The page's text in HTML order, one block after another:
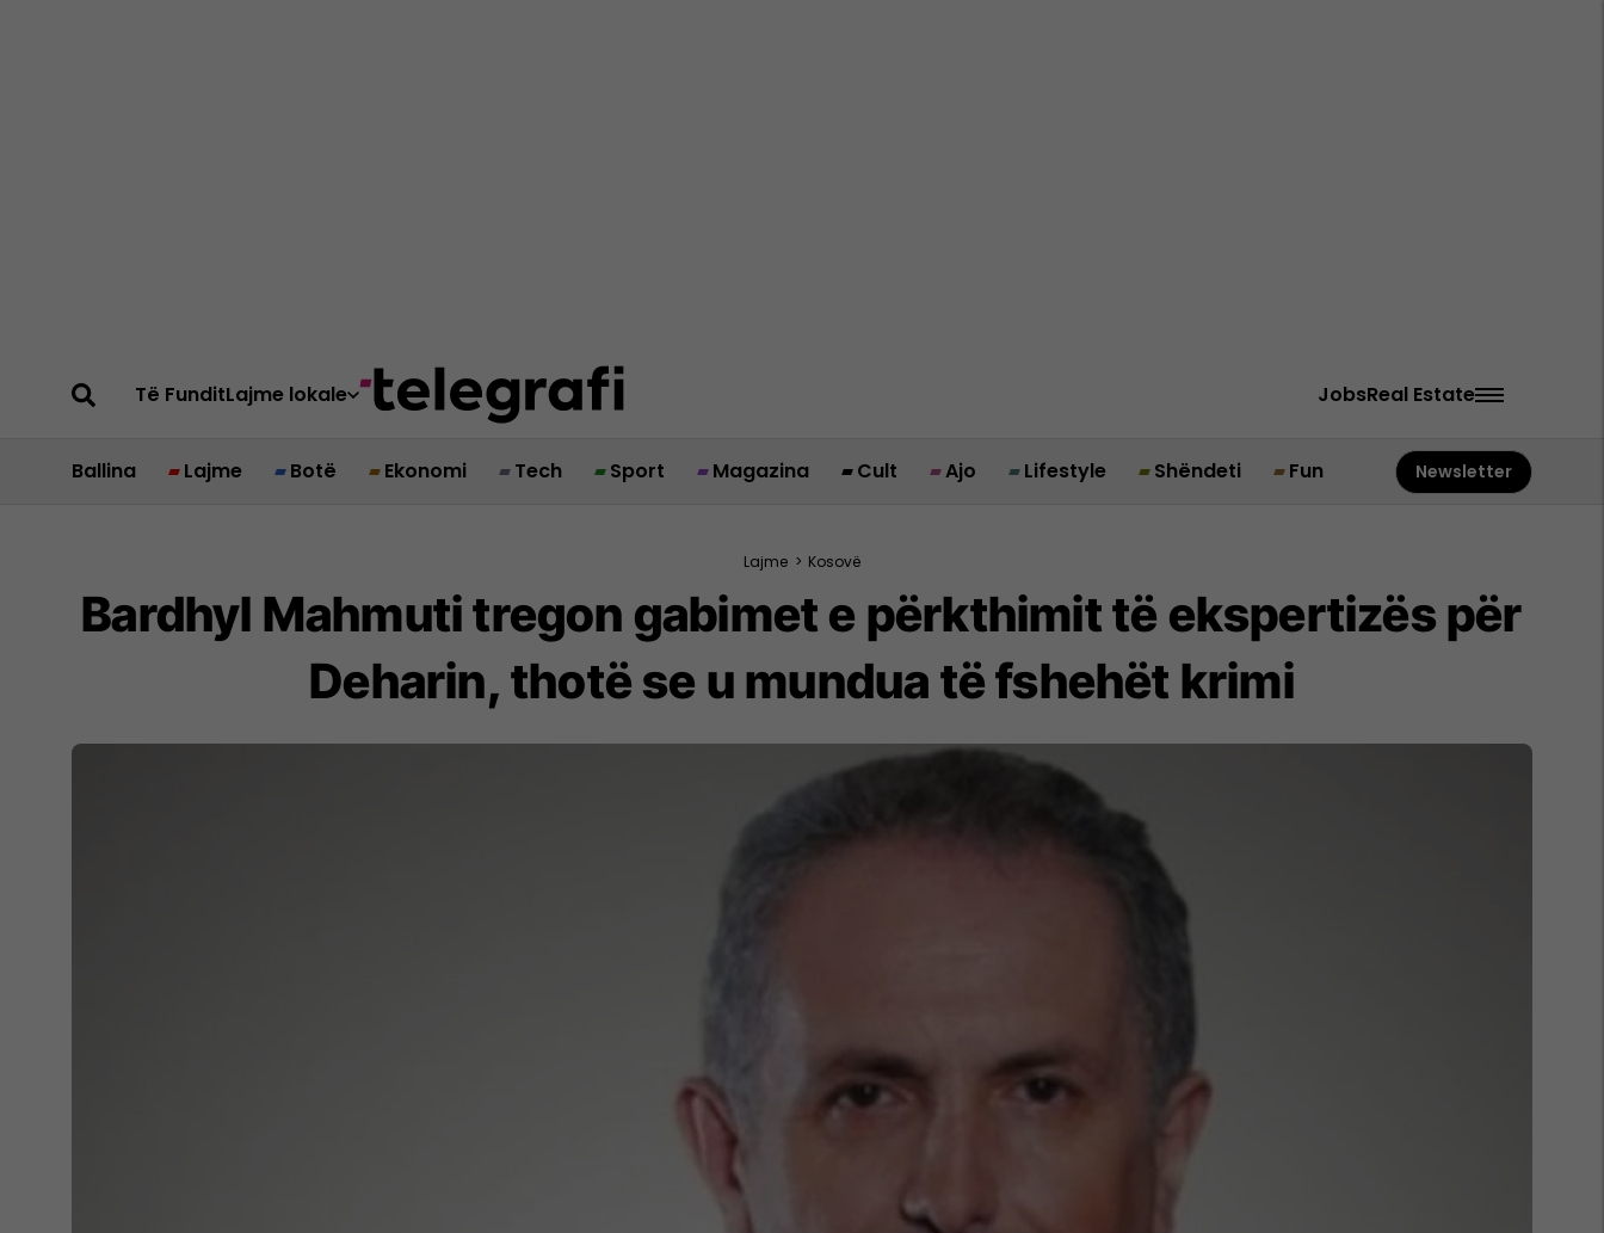
Të FunditLajme lokale JobsReal Estate
Ballina Lajme Botë Ekonomi Tech Sport Magazina Cult Ajo Lifestyle Shëndeti Fun Newsletter
Lajme > Kosovë
Bardhyl Mahmuti tregon gabimet e përkthimit të ekspertizës për
Deharin, thotë se u mundua të fshehët krimi